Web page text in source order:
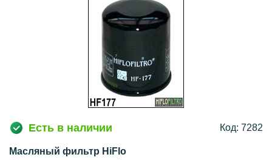
Есть в наличии Код: 7282
Масляный фильтр HiFlo